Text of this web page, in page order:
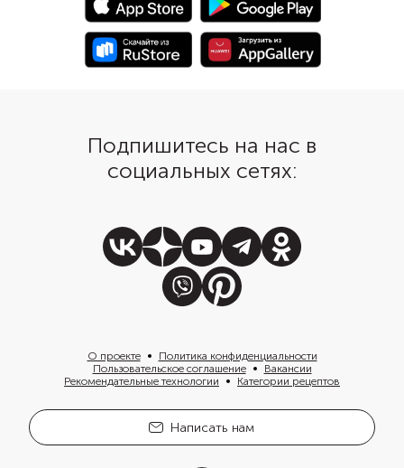
получится очень
Подпишитесь на нас в
социальных сетях:
О проекте
Политика конфиденциальности
Пользовательское соглашение
Вакансии
Рекомендательные технологии
Категории рецептов
Написать нам